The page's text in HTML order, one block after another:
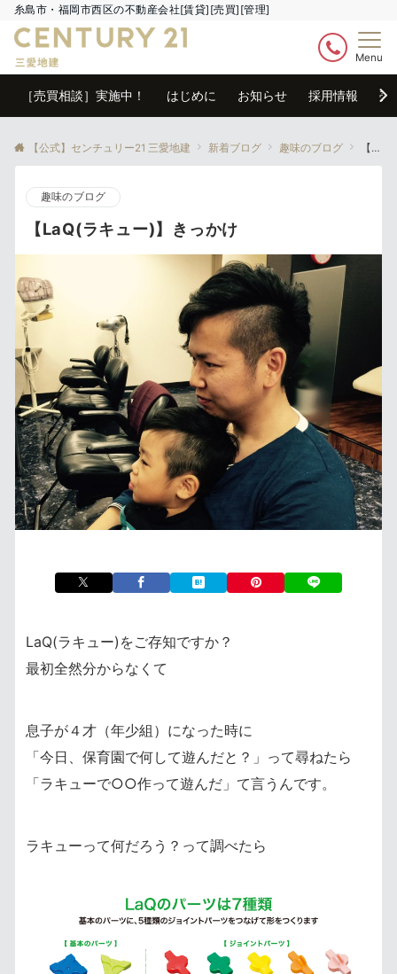
糸島市・福岡市西区の不動産会社[賃貸][売買][管理]
Menu
［売買相談］実施中！ はじめに お知らせ 採用情報 売
【公式】センチュリー21 三愛地建 新着ブログ 趣味のブログ 【LaQ(ラキュー)】きっかけ
趣味のブログ
【LaQ(ラキュー)】きっかけ
LaQ(ラキュー)をご存知ですか？
最初全然分からなくて
息子が４才（年少組）になった時に
「今日、保育園で何して遊んだと？」って尋ねたら
「ラキューで○○作って遊んだ」て言うんです。
ラキューって何だろう？って調べたら